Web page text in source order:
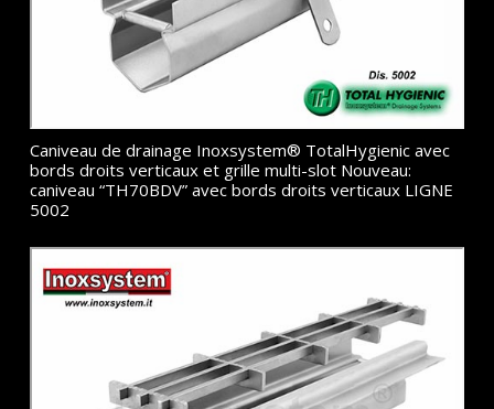
Caniveau de drainage Inoxsystem® TotalHygienic avec
bords droits verticaux et grille multi-slot Nouveau:
caniveau “TH70BDV” avec bords droits verticaux LIGNE
5002